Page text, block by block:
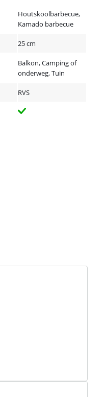
Houtskoolbarbecue,
Kamado barbecue
25 cm
Balkon, Camping of
onderweg, Tuin
RVS